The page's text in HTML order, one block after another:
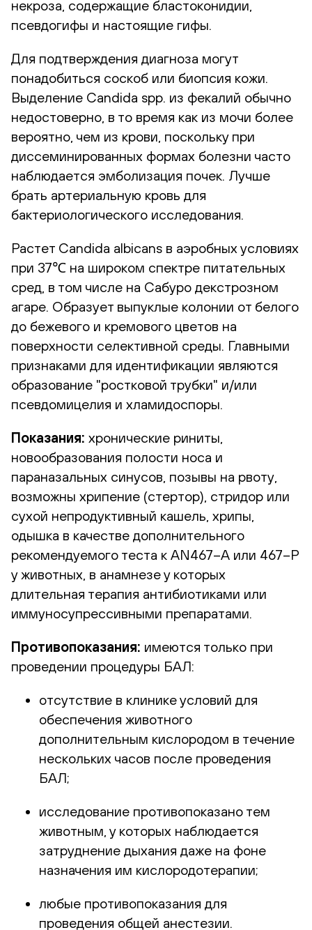
некроза, содержащие бластоконидии,
псевдогифы и настоящие гифы.
Для подтверждения диагноза могут
понадобиться соскоб или биопсия кожи.
Выделение Candida spp. из фекалий обычно
недостоверно, в то время как из мочи более
вероятно, чем из крови, поскольку при
диссеминированных формах болезни часто
наблюдается эмболизация почек. Лучше
брать артериальную кровь для
бактериологического исследования.
Растет Candida albicans в аэробных условиях
при 37℃ на широком спектре питательных
сред, в том числе на Сабуро декстрозном
агаре. Образует выпуклые колонии от белого
до бежевого и кремового цветов на
поверхности селективной среды. Главными
признаками для идентификации являются
образование "ростковой трубки" и/или
псевдомицелия и хламидоспоры.
Показания: хронические риниты,
новообразования полости носа и
параназальных синусов, позывы на рвоту,
возможны хрипение (стертор), стридор или
сухой непродуктивный кашель, хрипы,
одышка в качестве дополнительного
рекомендуемого теста к AN467–А или 467–Р
у животных, в анамнезе у которых
длительная терапия антибиотиками или
иммуносупрессивными препаратами.
Противопоказания: имеются только при
проведении процедуры БАЛ:
отсутствие в клинике условий для
обеспечения животного
дополнительным кислородом в течение
нескольких часов после проведения
БАЛ;
исследование противопоказано тем
животным, у которых наблюдается
затруднение дыхания даже на фоне
назначения им кислородотерапии;
любые противопоказания для
проведения общей анестезии.